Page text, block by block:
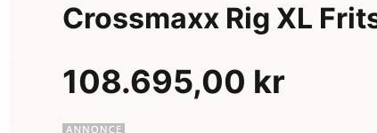
Crossmaxx Rig XL
108.695,00 kr